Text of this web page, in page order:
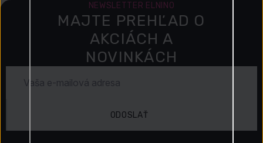
NEWSLETTER ELNINO
MAJTE PREHĽAD O
AKCIÁCH A
NOVINKÁCH
ODOSLAŤ